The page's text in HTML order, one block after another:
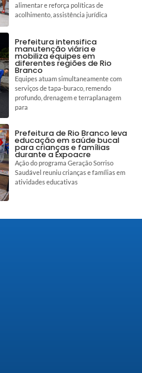
alimentar e reforça políticas de
acolhimento, assistência jurídica
Prefeitura intensifica
manutenção viária e
mobiliza equipes em
diferentes regiões de Rio
Branco
Equipes atuam simultaneamente com
serviços de tapa-buraco, remendo
profundo, drenagem e terraplanagem
para
Prefeitura de Rio Branco leva
educação em saúde bucal
para crianças e famílias
durante a Expoacre
Ação do programa Geração Sorriso
Saudável reuniu crianças e famílias em
atividades educativas